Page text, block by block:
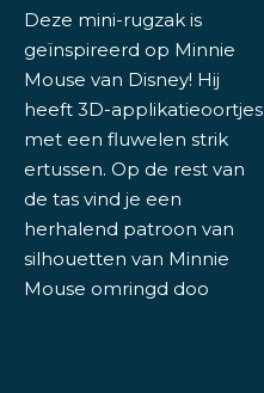
Deze mini-rugzak is
geïnspireerd op Minnie
Mouse van Disney! Hij
heeft 3D-applikatieoortjes
met een fluwelen strik
ertussen. Op de rest van
de tas vind je een
herhalend patroon van
silhouetten van Minnie
Mouse omringd doo